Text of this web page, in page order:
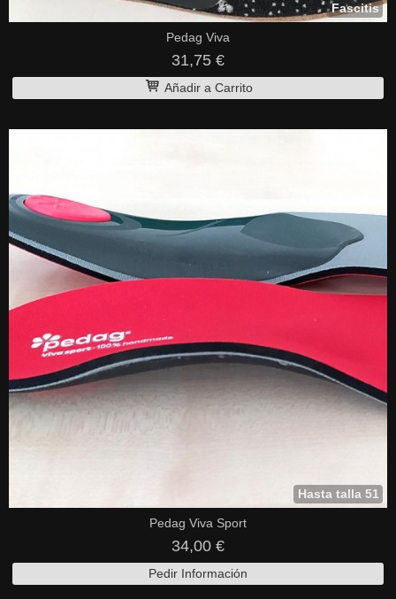
Fascitis
Pedag Viva
31,75 €
Añadir a Carrito
Hasta talla 51
Pedag Viva Sport
34,00 €
Pedir Información